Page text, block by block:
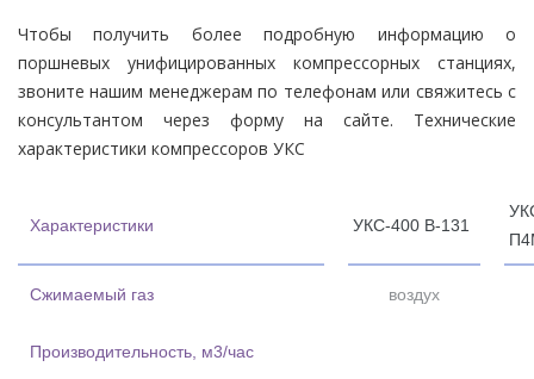
Чтобы получить более подробную информацию о
поршневых унифицированных компрессорных станциях,
звоните нашим менеджерам по телефонам или свяжитесь с
консультантом через форму на сайте. Технические
характеристики компрессоров УКС
Характеристики УКС-400 В-131
Сжимаемый газ воздух
Производительность, м3/час